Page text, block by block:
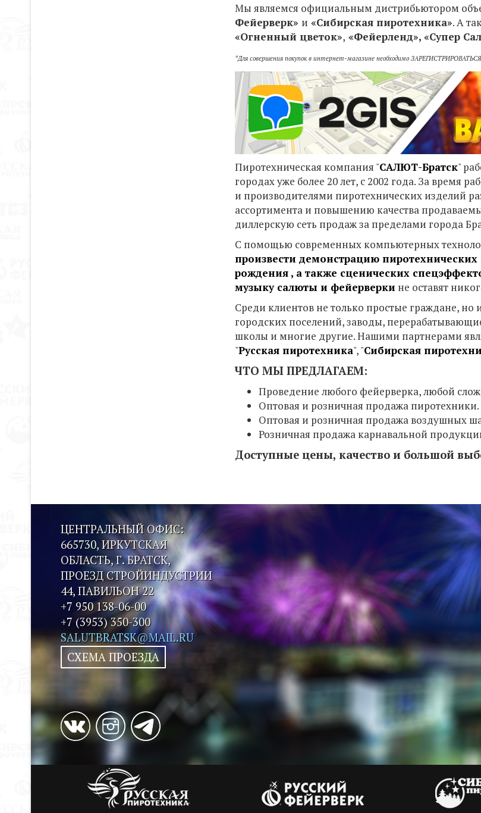
Мы являемся официальным дистрибьютором
Фейерверк» и «Сибирская пиротехника». А
«Огненный цветок», «Фейерленд», «Супер
*Для совершения покупок в интернет-магазине необходимо
Пиротехническая компания "САЛЮТ-Братск"
городах уже более 20 лет, с 2002 года. За время
и производителями пиротехнических изделий
ассортимента и повышению качества
диллерскую сеть продаж за пределами города
С помощью современных компьютерных
произвести демонстрацию
рождения , а также сценических
музыку салюты и фейерверки не оставят
Среди клиентов не только простые граждане,
городских поселений, заводы,
школы и многие другие. Нашими партнерами
"Русская пиротехника", "Сибирская
ЧТО МЫ ПРЕДЛАГАЕМ:
Проведение любого фейерверка, любой
Оптовая и розничная продажа пиротехники.
Оптовая и розничная продажа воздушных
Розничная продажа карнавальной
Доступные цены, качество и большой
ЦЕНТРАЛЬНЫЙ ОФИС:
665730, ИРКУТСКАЯ
ОБЛАСТЬ, Г. БРАТСК,
ПРОЕЗД СТРОЙИНДУСТРИИ
44, ПАВИЛЬОН 22
+7 950 138-06-00
+7 (3953) 350-300
SALUTBRATSK@MAIL.RU
СХЕМА ПРОЕЗДА